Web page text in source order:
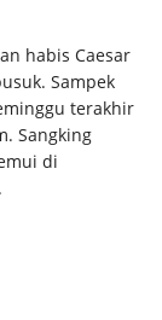
habis Caesar
Sampek
terakhir
Sangking
di